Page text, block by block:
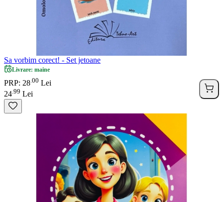
Sa vorbim corect! - Set jetoane
Livrare: maine
PRP: 28 00 Lei
24 99 Lei